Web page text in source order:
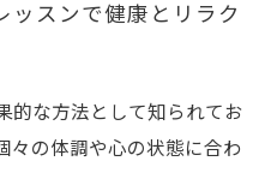
ッスンで健康とリラク
的な方法として知られてお
々の体調や心の状態に合わ